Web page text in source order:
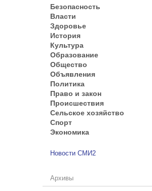
Безопасность
Власти
Здоровье
История
Культура
Образование
Общество
Объявления
Политика
Право и закон
Происшествия
Сельское хозяйство
Спорт
Экономика
Новости СМИ2
Архивы